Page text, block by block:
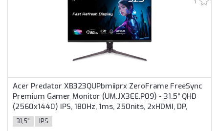
Acer Predator XB323QUPbmiiprx ZeroFrame FreeSync
Premium Gamer Monitor (UM.JX3EE.P09) - 31.5" QHD
(2560x1440) IPS, 180Hz, 1ms, 250nits, 2xHDMI, DP,
Audio, 2 év garancia, Fekete színben
31,5" IPS